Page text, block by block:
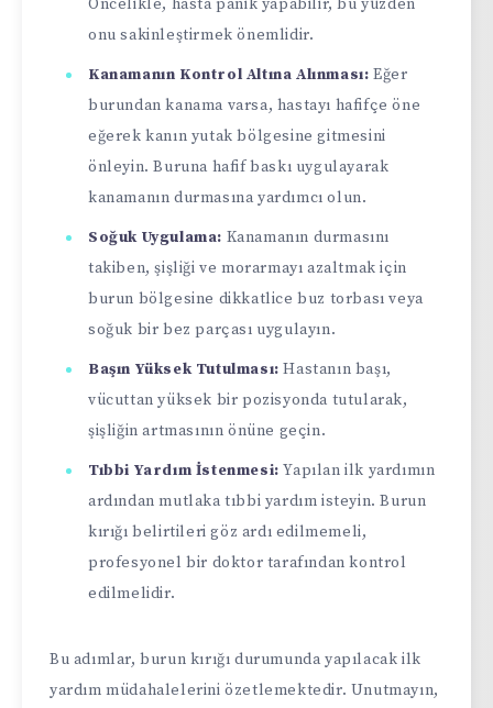
Öncelikle, hasta panik yapabilir, bu yüzden
onu sakinleştirmek önemlidir.
Kanamanın Kontrol Altına Alınması: Eğer
burundan kanama varsa, hastayı hafifçe öne
eğerek kanın yutak bölgesine gitmesini
önleyin. Buruna hafif baskı uygulayarak
kanamanın durmasına yardımcı olun.
Soğuk Uygulama: Kanamanın durmasını
takiben, şişliği ve morarmayı azaltmak için
burun bölgesine dikkatlice buz torbası veya
soğuk bir bez parçası uygulayın.
Başın Yüksek Tutulması: Hastanın başı,
vücuttan yüksek bir pozisyonda tutularak,
şişliğin artmasının önüne geçin.
Tıbbi Yardım İstenmesi: Yapılan ilk yardımın
ardından mutlaka tıbbi yardım isteyin. Burun
kırığı belirtileri göz ardı edilmemeli,
profesyonel bir doktor tarafından kontrol
edilmelidir.
Bu adımlar, burun kırığı durumunda yapılacak ilk
yardım müdahalelerini özetlemektedir. Unutmayın,